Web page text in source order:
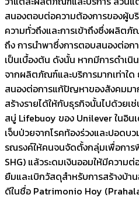
สนองตอบต่อความต้องการของผู้บ
ความทั่วถึงและการเข้าถึงซึ่งผลิต
ถึง การนำพาซึ่งการตอบสนองต่อ
เป็นเบื้องต้น ดังนั้น หากมีการดำเนิ
จากผลิตภัณฑ์และบริการมากเท่าใ
สนองต่อการแก้ปัญหาของสังคมมา
สร้างรายได้ให้กับธุรกิจนั้นไปด้วยเ
สบู่ Lifebuoy ของ Unilever ในอิน
เจ็บป่วยจากโรคท้องร่วงและปอดบ
รณรงค์ให้คนจนจัดตั้งกลุ่มเพื่อกา
SHG) แล้วระดมเงินออมให้มีความ
ยืมและเบิกวัสดุสำหรับการสร้างบ้
ดีในชื่อ Patrimonio Hoy